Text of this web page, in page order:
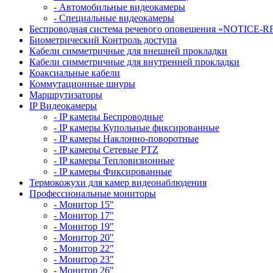
- Автомобильные видеокамеры
- Специальные видеокамеры
Беспроводная система речевого оповещения «NOTICE-
Биометрический Контроль доступа
Кабели симметричные для внешней прокладки
Кабели симметричные для внутренней прокладки
Коаксиальные кабели
Коммутационные шнуры
Маршрутизаторы
IP Видеокамеры
- IP камеры Беспроводные
- IP камеры Купольные фиксированные
- IP камеры Наклонно-поворотные
- IP камеры Сетевые PTZ
- IP камеры Тепловизионные
- IP камеры Фиксированные
Термокожухи для камер видеонаблюдения
Профессиональные мониторы
- Монитор 15"
- Монитор 17"
- Монитор 19"
- Монитор 20"
- Монитор 22"
- Монитор 23"
- Монитор 26"